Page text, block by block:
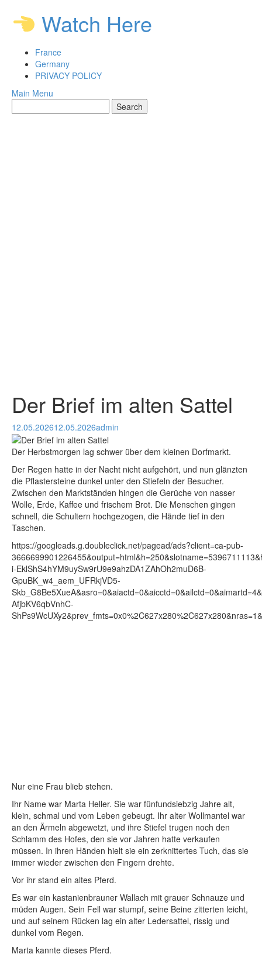
content
Watch Here
France
Germany
PRIVACY POLICY
Main Menu
Der Brief im alten Sattel
12.05.202612.05.2026admin
Der Herbstmorgen lag schwer über dem kleinen Dorfmarkt.
Der Regen hatte in der Nacht nicht aufgehört, und nun glänzten
die Pflastersteine dunkel unter den Stiefeln der Besucher.
Zwischen den Marktständen hingen die Gerüche von nasser
Wolle, Erde, Kaffee und frischem Brot. Die Menschen gingen
schnell, die Schultern hochgezogen, die Hände tief in den
Taschen.
https://googleads.g.doubleclick.net/pagead/ads?client=ca-pub-
i-EklShS4hYM9uySw9rU9e9ahzDA1ZAhOh2muD6B-
GpuBK_w4_aem_UFRkjVD5-
AfjbKV6qbVnhC-
Nur eine Frau blieb stehen.
Ihr Name war Marta Heller. Sie war fünfundsiebzig Jahre alt,
klein, schmal und vom Leben gebeugt. Ihr alter Wollmantel war
an den Ärmeln abgewetzt, und ihre Stiefel trugen noch den
Schlamm des Hofes, den sie vor Jahren hatte verkaufen
müssen. In ihren Händen hielt sie ein zerknittertes Tuch, das sie
immer wieder zwischen den Fingern drehte.
Vor ihr stand ein altes Pferd.
Es war ein kastanienbrauner Wallach mit grauer Schnauze und
müden Augen. Sein Fell war stumpf, seine Beine zitterten leicht,
und auf seinem Rücken lag ein alter Ledersattel, rissig und
dunkel vom Regen.
Marta kannte dieses Pferd.